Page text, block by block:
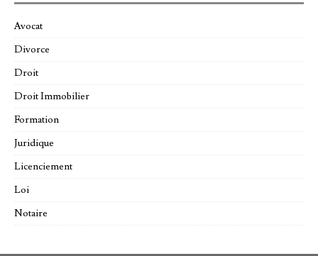
Avocat
Divorce
Droit
Droit Immobilier
Formation
Juridique
Licenciement
Loi
Notaire